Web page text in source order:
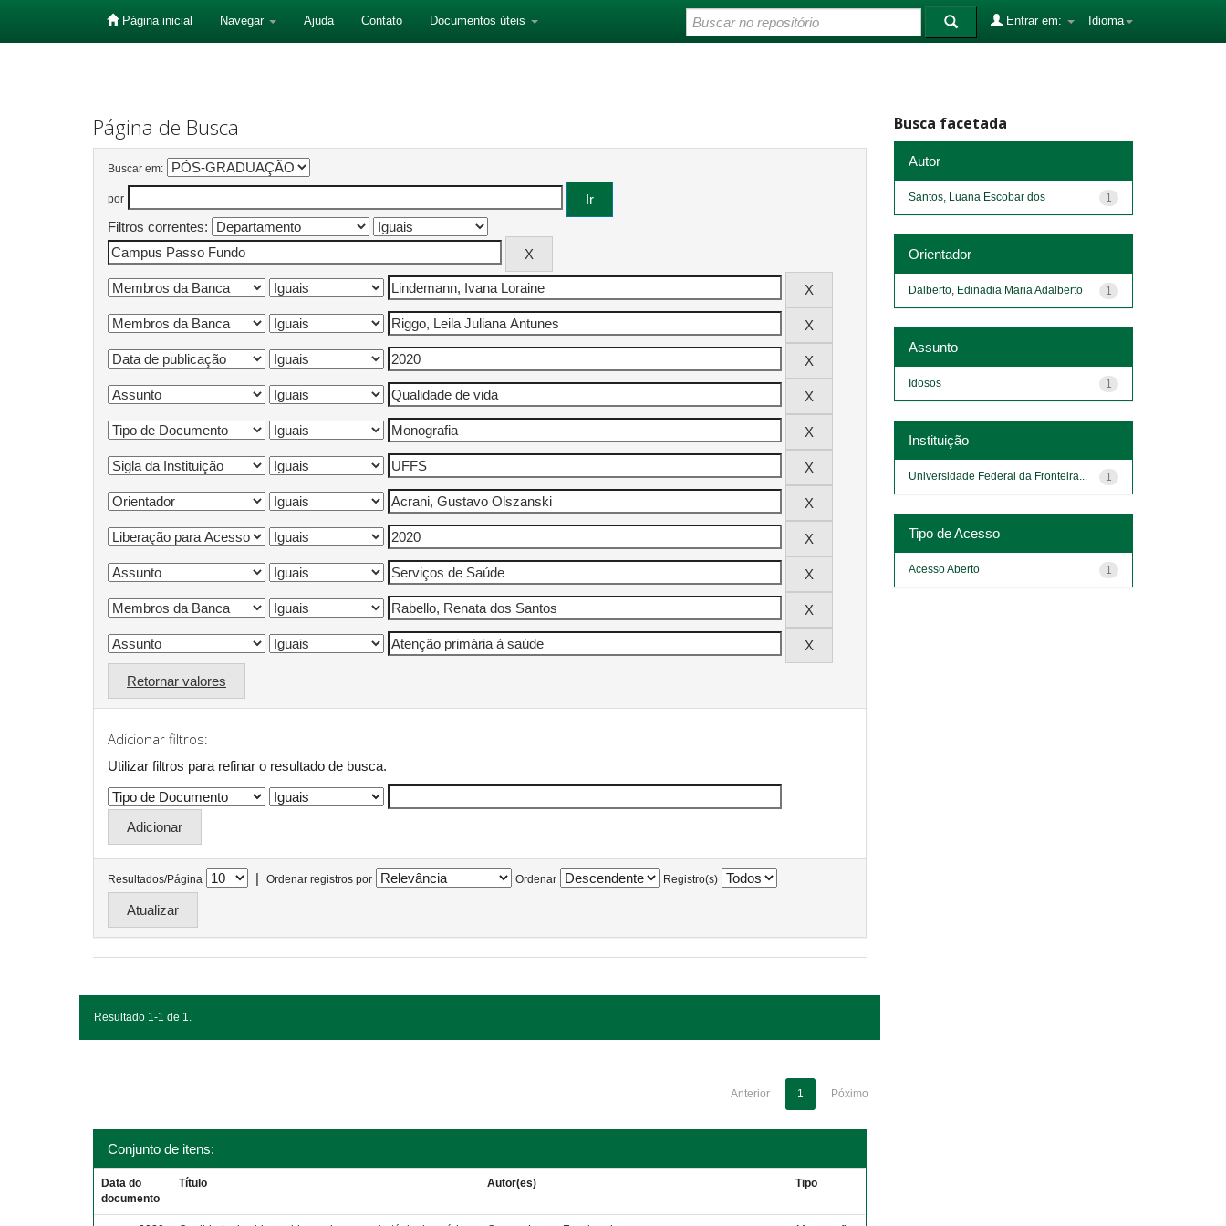
Página inicial Navegar Ajuda Contato Documentos úteis Idioma
Entrar em:
Página de Busca
Buscar em:
por
Filtros correntes:
Retornar valores
Adicionar filtros:
Utilizar filtros para refinar o resultado de busca.
Resultados/Página | Ordenar registros por Ordenar Registro(s)
Resultado 1-1 de 1.
Anterior 1 Póximo
Conjunto de itens:
Data do
documento
Título Autor(es) Tipo
Busca facetada
Autor
1
Santos, Luana Escobar dos
Orientador
1
Dalberto, Edinadia Maria Adalberto
Assunto
1
Idosos
Instituição
1
Universidade Federal da Fronteira...
Tipo de Acesso
1
Acesso Aberto